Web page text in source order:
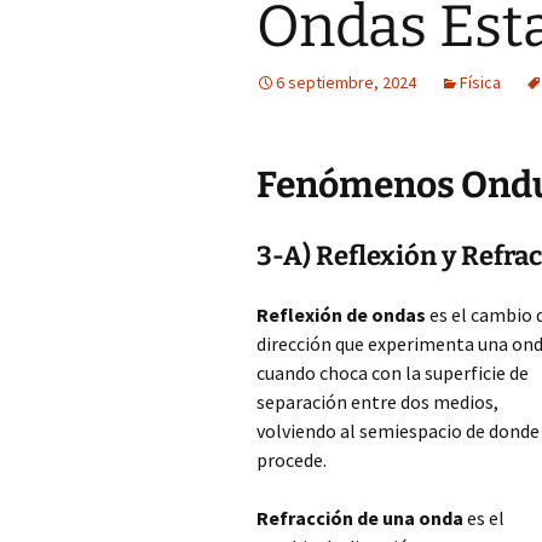
Ondas
6 septiembre, 2024 Física
Fenómenos
3-A) Reflexión y
Reflexión de ondas es el cambio
dirección que experimenta una
cuando choca con la superficie de
separación entre dos medios,
volviendo al semiespacio de donde
procede.
Refracción de una onda es el